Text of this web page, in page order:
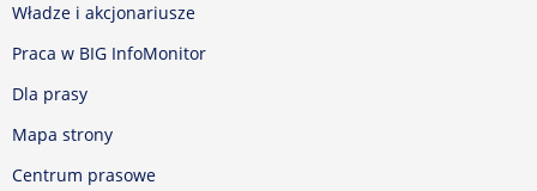
Władze i akcjonariusze
Praca w BIG InfoMonitor
Dla prasy
Mapa strony
Centrum prasowe